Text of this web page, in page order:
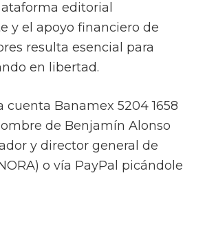
editorial
y el apoyo financiero de
resulta esencial para
en libertad.
cuenta Banamex 5204 1658
de Benjamín Alonso
y director general de
o vía PayPal picándole